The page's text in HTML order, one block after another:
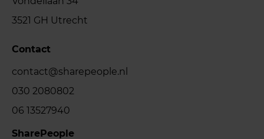
3521 GH Utrecht
Contact
contact@sharepeople.nl
030 2080802
06 13527940
SharePeople